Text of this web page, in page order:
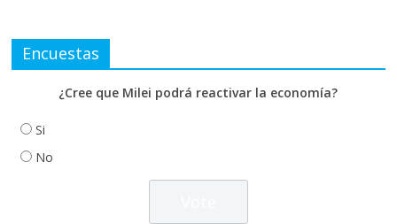
Encuestas
¿Cree que Milei podrá reactivar la economía?
Si
No